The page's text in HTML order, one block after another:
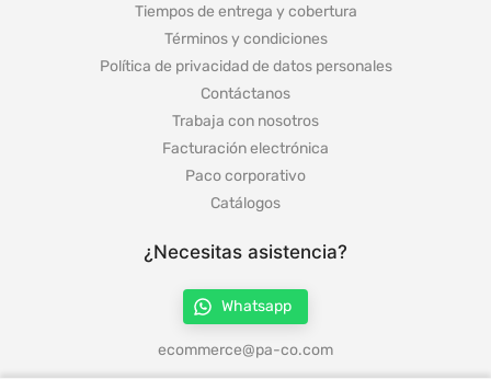
Tiempos de entrega y cobertura
Términos y condiciones
Política de privacidad de datos personales
Contáctanos
Trabaja con nosotros
Facturación electrónica
Paco corporativo
Catálogos
¿Necesitas asistencia?
Whatsapp
ecommerce@pa-co.com